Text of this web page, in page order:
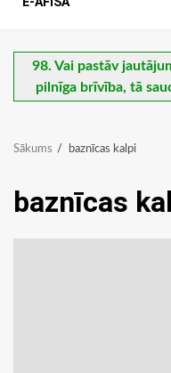
98. Vai pastāv
pilnīga brīvība, tā
Sākums baznīcas kalpi
baznīcas